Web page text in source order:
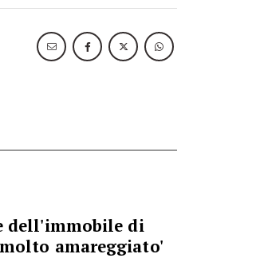
dell'immobile di
amareggiato'